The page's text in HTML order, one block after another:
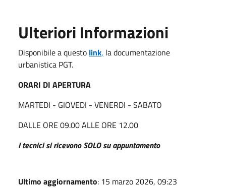
Ulteriori Informazioni
Disponibile a questo link, la documentazione
urbanistica PGT.
ORARI DI APERTURA
MARTEDI - GIOVEDI - VENERDI - SABATO
DALLE ORE 09.00 ALLE ORE 12.00
I tecnici si ricevono SOLO su appuntamento
Ultimo aggiornamento: 15 marzo 2026, 09:23